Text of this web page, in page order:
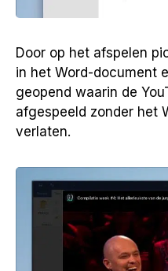
Door op het afspelen
in het Word-document
geopend waarin de
afgespeeld zonder het
verlaten.